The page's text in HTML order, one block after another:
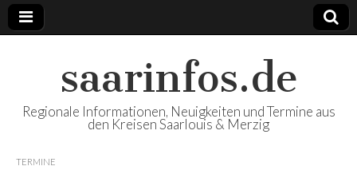
saarinfos.de
Regionale Informationen, Neuigkeiten und Termine aus
den Kreisen Saarlouis & Merzig
TERMINE